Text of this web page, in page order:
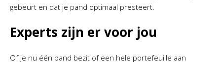
gebeurt en dat je pand optimaal presteert.
Experts zijn er voor jou
Of je nu één pand bezit of een hele portefeuille aan